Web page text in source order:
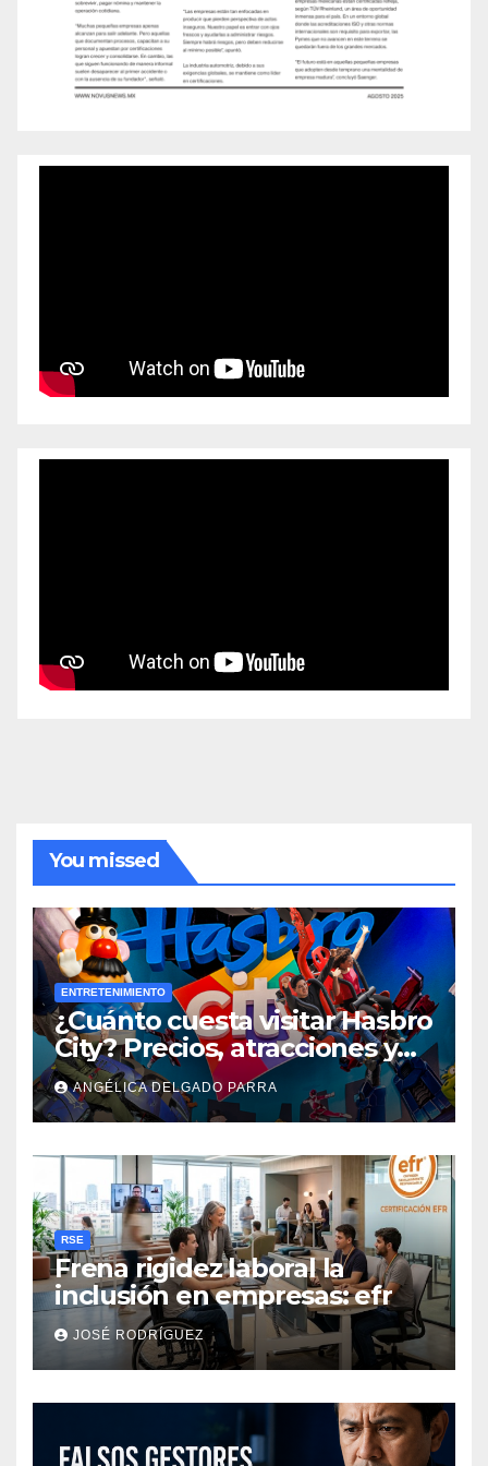
You missed
ENTRETENIMIENTO
¿Cuánto cuesta visitar Hasbro
City? Precios, atracciones y
actividades de Summer Fest
ANGÉLICA DELGADO PARRA
RSE
Frena rigidez laboral la
inclusión en empresas: efr
JOSÉ RODRÍGUEZ